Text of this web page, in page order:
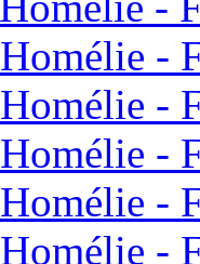
-
-
-
-
-